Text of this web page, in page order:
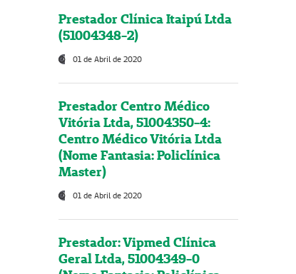
Prestador Clínica Itaipú Ltda
(51004348-2)
01 de Abril de 2020
Prestador Centro Médico
Vitória Ltda, 51004350-4:
Centro Médico Vitória Ltda
(Nome Fantasia: Policlínica
Master)
01 de Abril de 2020
Prestador: Vipmed Clínica
Geral Ltda, 51004349-0